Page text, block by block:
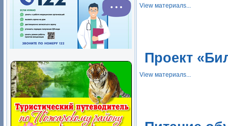
View материалs...
Проект
View материалs...